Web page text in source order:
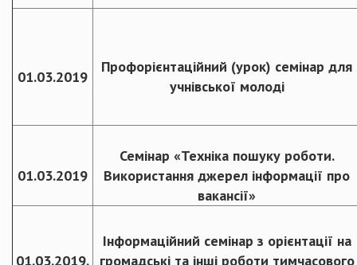
01.03.2019
Профорієнтаційний (урок) семінар для
учнівської молоді
01.03.2019
Семінар «Техніка пошуку роботи.
Використання джерел інформації про
вакансії»
01.03.2019.
Інформаційний семінар з орієнтації на
громадські та інші роботи тимчасового